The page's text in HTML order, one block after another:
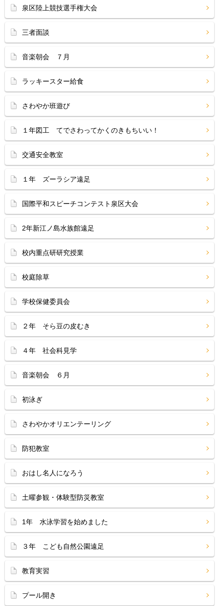
泉区陸上競技選手権大会
三者面談
音楽朝会 ７月
ラッキースター給食
さわやか班遊び
１年図工 てでさわってかくのきもちいい！
交通安全教室
１年 ズーラシア遠足
国際平和スピーチコンテスト泉区大会
2年新江ノ島水族館遠足
校内重点研研究授業
校庭除草
学校保健委員会
２年 そら豆の皮むき
４年 社会科見学
音楽朝会 ６月
初泳ぎ
さわやかオリエンテーリング
防犯教室
おはし名人になろう
土曜参観・体験型防災教室
1年 水泳学習を始めました
３年 こども自然公園遠足
教育実習
プール開き